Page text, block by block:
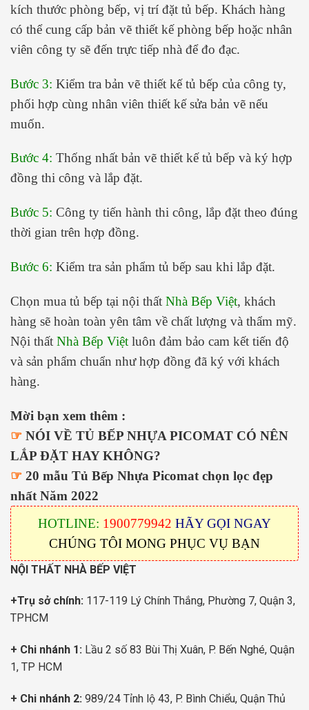
kích thước phòng bếp, vị trí đặt tủ bếp. Khách hàng
có thể cung cấp bản vẽ thiết kế phòng bếp hoặc nhân
viên công ty sẽ đến trực tiếp nhà để đo đạc.
Bước 3: Kiểm tra bản vẽ thiết kế tủ bếp của công ty,
phối hợp cùng nhân viên thiết kế sửa bản vẽ nếu
muốn.
Bước 4: Thống nhất bản vẽ thiết kế tủ bếp và ký hợp
đồng thi công và lắp đặt.
Bước 5: Công ty tiến hành thi công, lắp đặt theo đúng
thời gian trên hợp đồng.
Bước 6: Kiểm tra sản phẩm tủ bếp sau khi lắp đặt.
Chọn mua tủ bếp tại nội thất Nhà Bếp Việt, khách
hàng sẽ hoàn toàn yên tâm về chất lượng và thẩm mỹ.
Nội thất Nhà Bếp Việt luôn đảm bảo cam kết tiến độ
và sản phẩm chuẩn như hợp đồng đã ký với khách
hàng.
Mời bạn xem thêm :
☞ NÓI VỀ TỦ BẾP NHỰA PICOMAT CÓ NÊN
LẮP ĐẶT HAY KHÔNG?
☞ 20 mẫu Tủ Bếp Nhựa Picomat chọn lọc đẹp
nhất Năm 2022
HOTLINE: 1900779942 HÃY GỌI NGAY
CHÚNG TÔI MONG PHỤC VỤ BẠN
NỘI THẤT NHÀ BẾP VIỆT
+Trụ sở chính: 117-119 Lý Chính Thắng, Phường 7, Quận 3,
TPHCM
+ Chi nhánh 1: Lầu 2 số 83 Bùi Thị Xuân, P. Bến Nghé, Quận
1, TP HCM
+ Chi nhánh 2: 989/24 Tỉnh lộ 43, P. Bình Chiểu, Quận Thủ